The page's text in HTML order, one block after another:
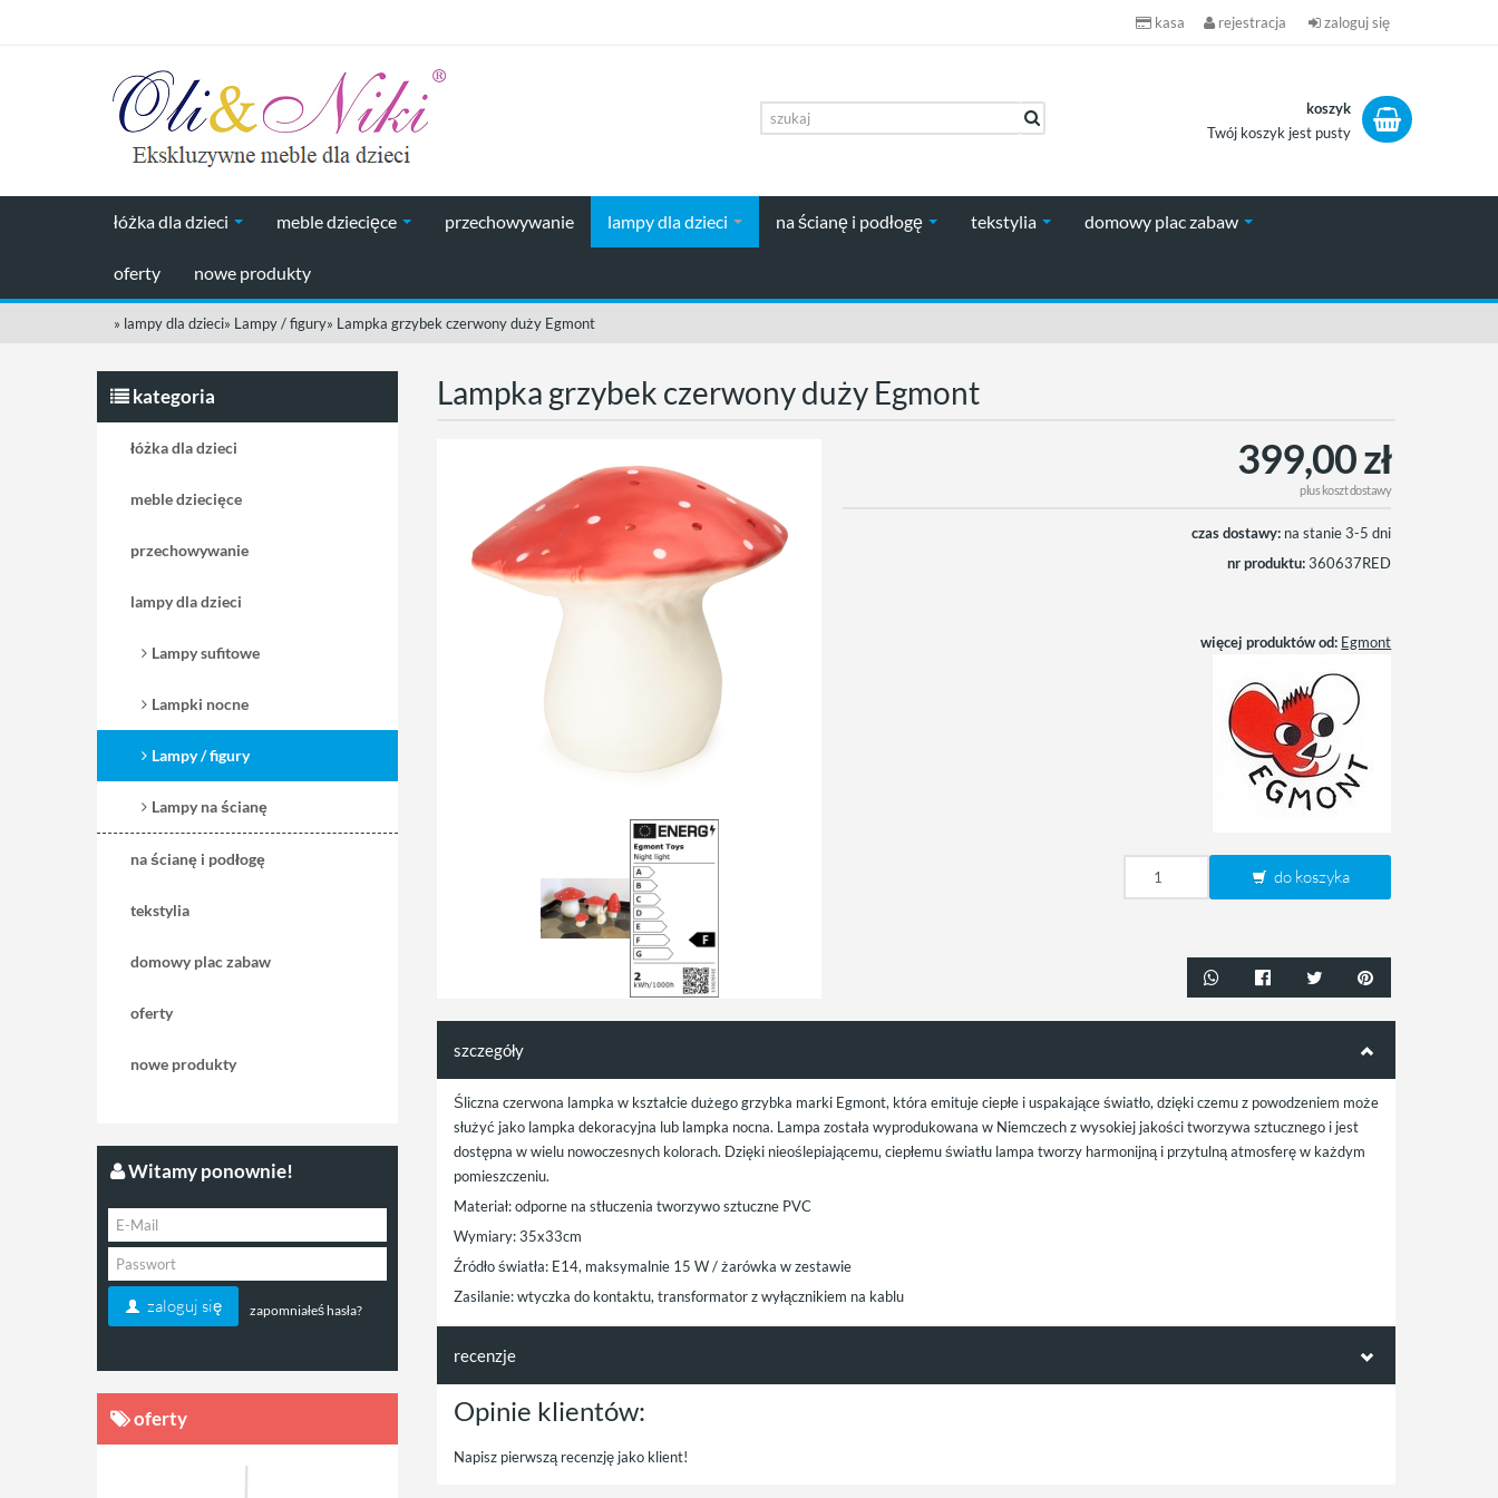
kasa rejestracja zaloguj się
koszyk
Twój koszyk jest pusty
łóżka dla dzieci meble dziecięce przechowywanie lampy dla dzieci na ścianę i podłogę tekstylia domowy plac zabaw
oferty nowe produkty
» lampy dla dzieci» Lampy / figury» Lampka grzybek czerwony duży Egmont
Lampka grzybek czerwony duży Egmont
399,00 zł
pluskoszt dostawy
czas dostawy: na stanie 3-5 dni
nr produktu:360637RED
więcej produktów od: Egmont
do koszyka
szczegóły
Śliczna czerwona lampka w kształcie dużego grzybka marki Egmont, która emituje ciepłe i uspakające światło, dzięki czemu z powodzeniem może
służyć jako lampka dekoracyjna lub lampka nocna. Lampa została wyprodukowana w Niemczech z wysokiej jakości tworzywa sztucznego i jest
dostępna w wielu nowoczesnych kolorach. Dzięki nieoślepiającemu, ciepłemu światłu lampa tworzy harmonijną i przytulną atmosferę w każdym
pomieszczeniu.
Materiał: odporne na stłuczenia tworzywo sztuczne PVC
Wymiary: 35x33cm
Źródło światła: E14, maksymalnie 15 W / żarówka w zestawie
Zasilanie: wtyczka do kontaktu, transformator z wyłącznikiem na kablu
recenzje
Opinie klientów:
Napisz pierwszą recenzję jako klient!
kategoria
łóżka dla dzieci
meble dziecięce
przechowywanie
lampy dla dzieci
Lampy sufitowe
Lampki nocne
Lampy / figury
Lampy na ścianę
na ścianę i podłogę
tekstylia
domowy plac zabaw
oferty
nowe produkty
Witamy ponownie!
zaloguj się zapomniałeś hasła?
oferty